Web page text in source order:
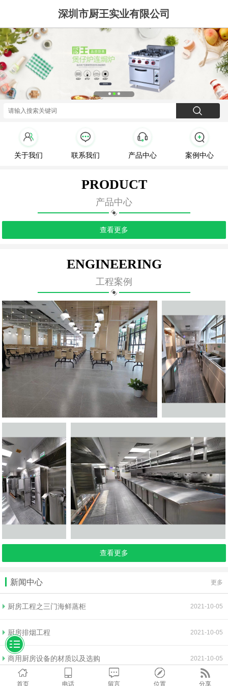
深圳市厨王实业有限公司
关于我们 联系我们 产品中心 案例中心
PRODUCT
产品中心
查看更多
ENGINEERING
工程案例
查看更多
新闻中心 更多
厨房工程之三门海鲜蒸柜 2021-10-05
厨房排烟工程 2021-10-05
商用厨房设备的材质以及选购 2021-10-05
首页 电话 留言 位置 分享